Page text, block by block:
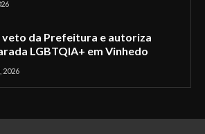
da Prefeitura e autoriza
LGBTQIA+ em Vinhedo
2026